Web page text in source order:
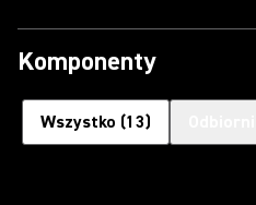
Komponenty
Wszystko (13)